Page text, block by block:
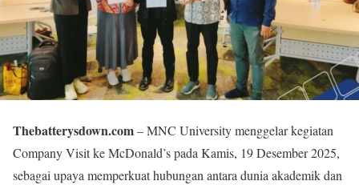
Thebatterysdown.com– MNC University menggelar kegiatan
Company Visit ke McDonald’s pada Kamis, 19 Desember 2025,
sebagai upaya memperkuat hubungan antara dunia akademik dan